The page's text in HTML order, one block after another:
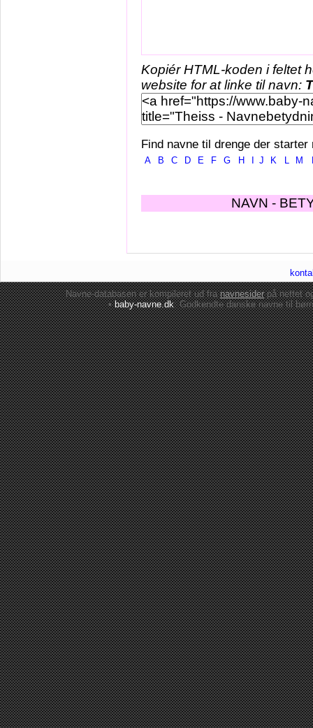
Kopiér HTML-koden i feltet
website for at linke til navn:
Find navne til drenge der starter
A B C D E F G H J K L M
NAVN -
Navne-databasen er kompileret ud franavnesiderpå nettet
•baby-navne.dk: Godkendte danskenavne til børn